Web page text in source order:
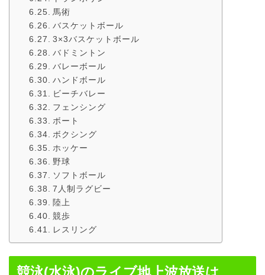
馬術
バスケットボール
3×3バスケットボール
バドミントン
バレーボール
ハンドボール
ビーチバレー
フェンシング
ボート
ボクシング
ホッケー
野球
ソフトボール
7人制ラグビー
陸上
競歩
レスリング